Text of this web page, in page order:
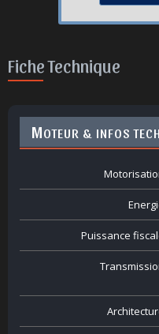
Fiche Technique
MOTEUR & INFOS
Puissance